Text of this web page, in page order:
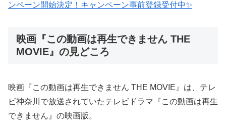
ンペーン開始決定！キャンペーン事前登録受付中✨
映画『この動画は再生できません THE
MOVIE』の見どころ
映画『この動画は再生できません THE MOVIE』は、テレ
ビ神奈川で放送されていたテレビドラマ『この動画は再生
できません』の映画版。